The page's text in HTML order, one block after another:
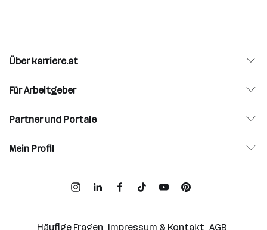
Über karriere.at
Für Arbeitgeber
Partner und Portale
Mein Profil
Häufige Fragen Impressum & Kontakt AGB